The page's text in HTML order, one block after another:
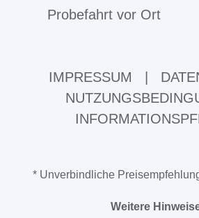
Probefahrt vor Ort
IMPRESSUM
* Unverbindliche
Weitere